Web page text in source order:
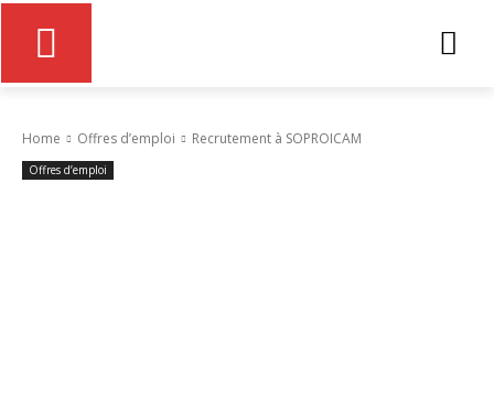
Home Offres d’emploi Recrutement à SOPROICAM
Offres d’emploi